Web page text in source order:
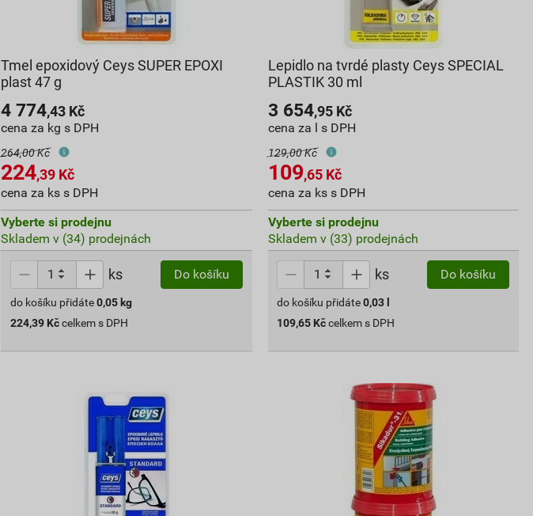
Tmel epoxidový Ceys SUPER EPOXI
plast 47 g
4 774,43 Kč
cena za kg s DPH
264,00 Kč
224,39 Kč
cena za ks s DPH
Vyberte si prodejnu
Skladem v (34) prodejnách
ks Do košíku
do košíku přidáte0,05 kg
224,39 Kčcelkem s DPH
Lepidlo na tvrdé plasty Ceys SPECIAL
PLASTIK 30 ml
3 654,95Kč
cena za l s DPH
129,00 Kč
109,65Kč
cena za ks s DPH
Vyberte si prodejnu
Skladem v (33) prodejnách
ks Do košíku
do košíku přidáte 0,03
109,65 Kč celkem s DPH